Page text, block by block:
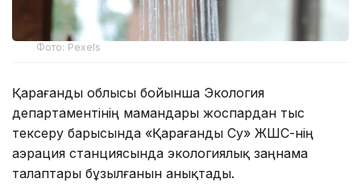
Фото: Pexels
Қарағанды облысы бойынша Экология
департаментінің мамандары жоспардан тыс
тексеру барысында «Қарағанды Су» ЖШС-нің
аэрация станциясында экологиялық заңнама
талаптары бұзылғанын анықтады.